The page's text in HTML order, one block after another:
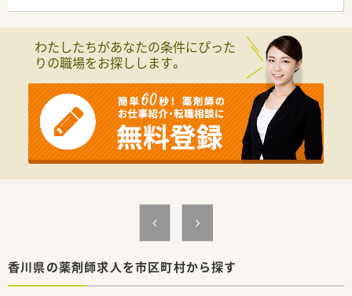
＜特徴・ポイントのご紹介＞
業務をサポートするために様々なシステムを独自開発していま
す。
その一つが約20年前から導入され、進化を続けている調剤シス
処方箋受付から一連の調剤業務を連動させ、業務効率化を図るほ
か、
調剤過誤防止機能を高め、患者様と働くスタッフを守っていま
す。
システム改修が必要な制度変更があった場合も、迅速に対応でき
る強みを生かしていきます。
中途入社ならではの悩みを解消し、さくら薬局グループのビジョ
ンや社内規定などをご案内。
店舗OJT・フォローアップや通常の社内研修と絡めて中途入社専
門の体系的な研修をご用意。
わたしたちがあなたの条件にぴった
りの職場をお探しします。
香川県の薬剤師求人を市区町村から探す